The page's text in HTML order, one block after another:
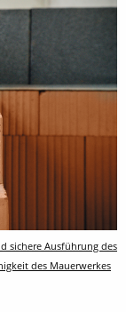
sichere Ausführung des
des Mauerwerkes